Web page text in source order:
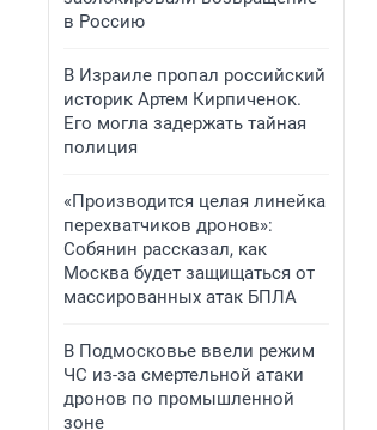
в Россию
В Израиле пропал российский
историк Артем Кирпиченок.
Его могла задержать тайная
полиция
«Производится целая линейка
перехватчиков дронов»:
Собянин рассказал, как
Москва будет защищаться от
массированных атак БПЛА
В Подмосковье ввели режим
ЧС из-за смертельной атаки
дронов по промышленной
зоне